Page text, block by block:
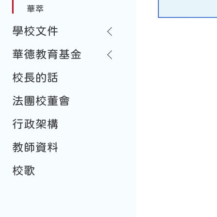
華萃
學校文件
華德教育基金
校長的話
法團校董會
行政架構
教師資料
校歌